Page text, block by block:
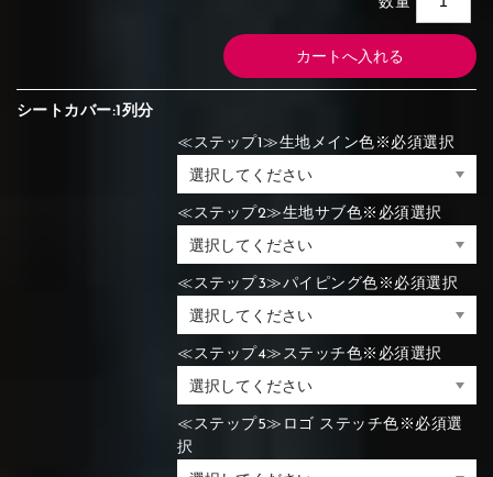
シートカバー:1列分
≪ステップ1≫生地メイン色※必須選択
≪ステップ2≫生地サブ色※必須選択
≪ステップ3≫パイピング色※必須選択
≪ステップ4≫ステッチ色※必須選択
≪ステップ5≫ロゴ ステッチ色※必須選
択